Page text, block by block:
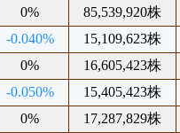
0% 85,539,920株
-0.040% 15,109,623株
0% 16,605,423株
-0.050% 15,405,423株
0% 17,287,829株